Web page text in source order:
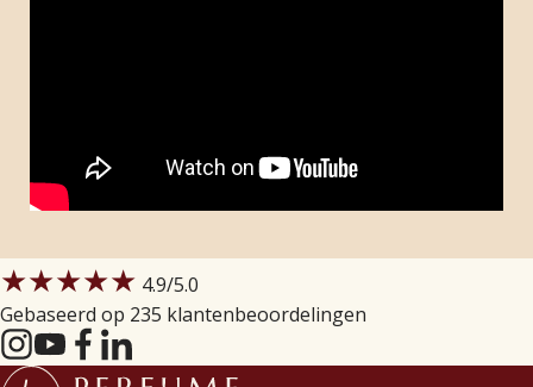
★★★★★ 4.9/5.0
Gebaseerd op 235 klantenbeoordelingen